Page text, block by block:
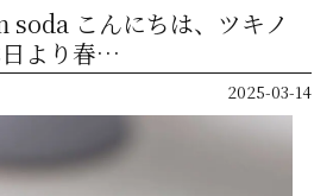
こんにちは、ツキノ
日より春…
2025-03-14